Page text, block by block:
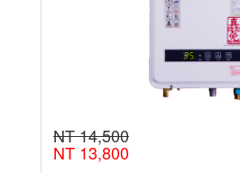
NT 14,500
NT 13,800